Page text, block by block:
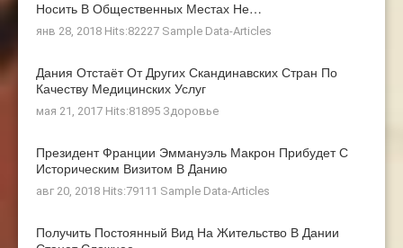
Носить В Общественных Местах Не…
янв 28, 2018 Hits:82227 Sample Data-Articles
Дания Отстаёт От Других Скандинавских Стран По
Качеству Медицинских Услуг
мая 21, 2017 Hits:81895 Здоровье
Президент Франции Эммануэль Макрон Прибудет С
Историческим Визитом В Данию
авг 20, 2018 Hits:79111 Sample Data-Articles
Получить Постоянный Вид На Жительство В Дании